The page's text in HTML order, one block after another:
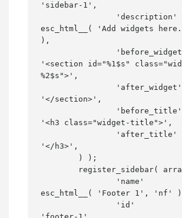
'sidebar-1',
esc_html__( 'Add widgets
),
'<section id="%1$s"
%2$s">',
'</section>',
'<h3 class="widget-title">',
'</h3>',
esc_html__( 'Footer 1', 'nf'